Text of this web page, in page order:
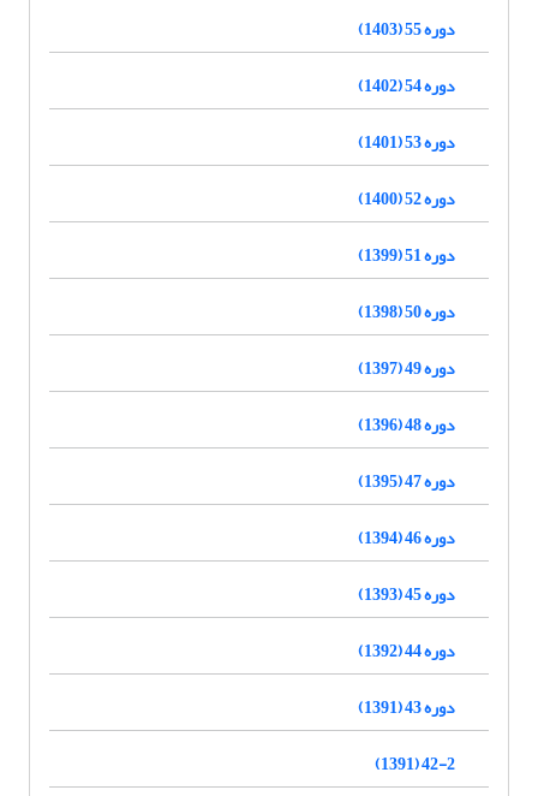
دوره 55 (1403)
دوره 54 (1402)
دوره 53 (1401)
دوره 52 (1400)
دوره 51 (1399)
دوره 50 (1398)
دوره 49 (1397)
دوره 48 (1396)
دوره 47 (1395)
دوره 46 (1394)
دوره 45 (1393)
دوره 44 (1392)
دوره 43 (1391)
42-2 (1391)